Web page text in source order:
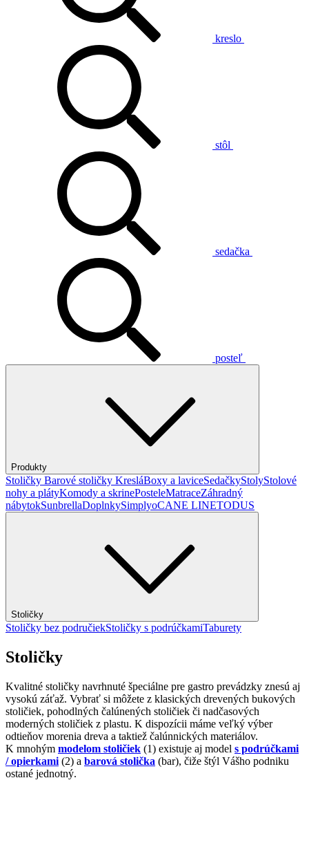
kreslo
stôl
sedačka
posteľ
Produkty
Stoličky Barové stoličky KresláBoxy a laviceSedačkyStolyStolové
nohy a plátyKomody a skrinePosteleMatraceZáhradný
nábytokSunbrellaDoplnkySimplyoCANE LINETODUS
Stoličky
Stoličky bez područiekStoličky s podrúčkamiTaburety
Stoličky
Kvalitné stoličky navrhnuté špeciálne pre gastro prevádzky znesú aj
vysokú záťaž. Vybrať si môžete z klasických drevených bukových
stoličiek, pohodlných čalúnených stoličiek či nadčasových
moderných stoličiek z plastu. K dispozícii máme veľký výber
odtieňov morenia dreva a taktiež čalúnnických materiálov.
K mnohým modelom stoličiek (1) existuje aj model s podrúčkami
/ opierkami (2) a barová stolička (bar), čiže štýl Vášho podniku
ostané jednotný.